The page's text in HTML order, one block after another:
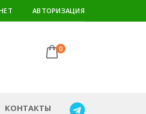
АВТОРИЗАЦИЯ
0
КОНТАКТЫ